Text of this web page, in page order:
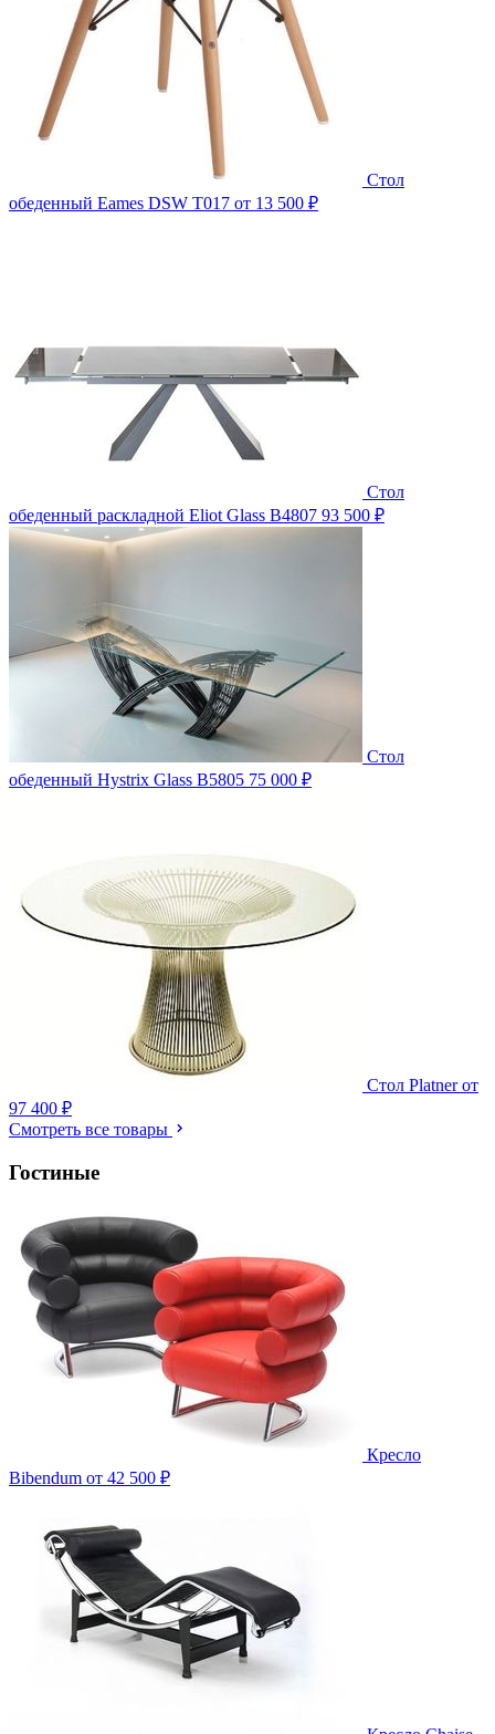
Стол
обеденный Eames DSW T017 от 13 500 ₽
Стол
обеденный раскладной Eliot Glass B4807 93 500 ₽
Стол
обеденный Hystrix Glass B5805 75 000 ₽
Стол Platner от
97 400 ₽
Смотреть все товары
Гостиные
Кресло
Bibendum от 42 500 ₽